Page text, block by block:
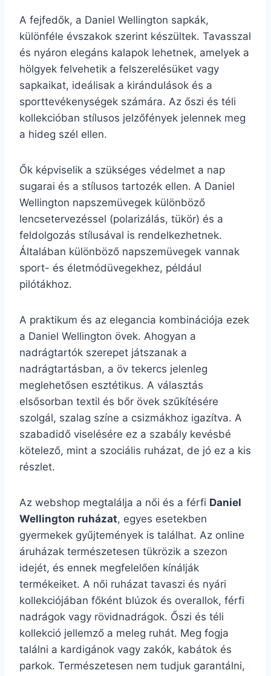
A fejfedők, a Daniel Wellington sapkák,
különféle évszakok szerint készültek. Tavasszal
és nyáron elegáns kalapok lehetnek, amelyek a
hölgyek felvehetik a felszerelésüket vagy
sapkaikat, ideálisak a kirándulások és a
sporttevékenységek számára. Az őszi és téli
kollekcióban stílusos jelzőfények jelennek meg
a hideg szél ellen.
Ők képviselik a szükséges védelmet a nap
sugarai és a stílusos tartozék ellen. A Daniel
Wellington napszemüvegek különböző
lencsetervezéssel (polarizálás, tükör) és a
feldolgozás stílusával is rendelkezhetnek.
Általában különböző napszemüvegek vannak
sport- és életmódüvegekhez, például
pilótákhoz.
A praktikum és az elegancia kombinációja ezek
a Daniel Wellington övek. Ahogyan a
nadrágtartók szerepet játszanak a
nadrágtartásban, a öv tekercs jelenleg
meglehetősen esztétikus. A választás
elsősorban textil és bőr övek szűkítésére
szolgál, szalag színe a csizmákhoz igazítva. A
szabadidő viselésére ez a szabály kevésbé
kötelező, mint a szociális ruházat, de jó ez a kis
részlet.
Az webshop megtalálja a női és a férfi Daniel
Wellington ruházat, egyes esetekben
gyermekek gyűjtemények is találhat. Az online
áruházak természetesen tükrözik a szezon
idejét, és ennek megfelelően kínálják
termékeiket. A női ruházat tavaszi és nyári
kollekciójában főként blúzok és overallok, férfi
nadrágok vagy rövidnadrágok. Őszi és téli
kollekció jellemző a meleg ruhát. Meg fogja
találni a kardigánok vagy zakók, kabátok és
parkok. Természetesen nem tudjuk garantálni,